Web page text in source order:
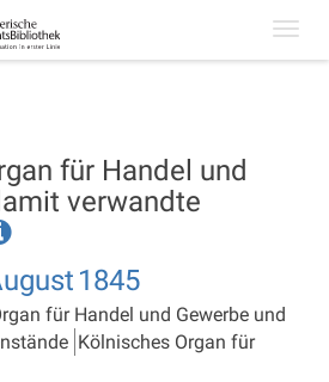
für Handel und
verwandte
1845
für Handel und Gewerbe und
Kölnisches Organ für